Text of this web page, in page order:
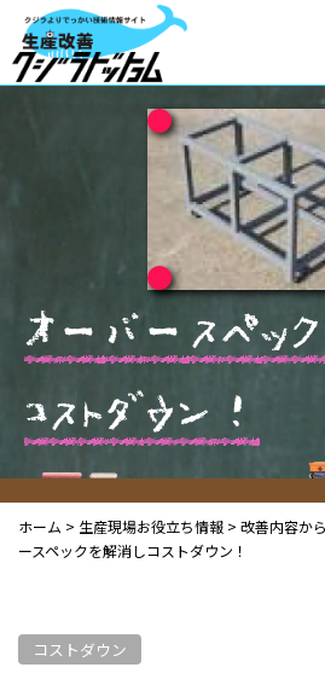
オ ー バ ー スペック
コストダウン ！
ホーム > 生産現場お役立ち情報 > 改善内容か
ースペックを解消しコストダウン！
コストダウン